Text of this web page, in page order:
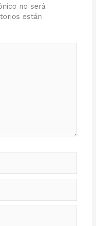
no será
están